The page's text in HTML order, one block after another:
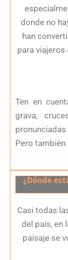
donde no
han
para viajeros
Ten en
grava,
Pero también
¿Dónde
Casi todas
del país, en
paisaje se